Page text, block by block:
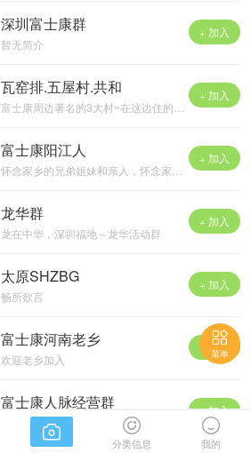
让我们相约在新空间的天空下！
+ 加入
深圳富士康群
暂无简介
+ 加入
瓦窑排.五屋村.共和
+ 加入
富士康阳江人
加进来，有老乡聚会，在这发下吧
（关键词:深圳阳江老乡,深入阳江人,阳江人在深圳）
+ 加入
龙华群
龙在中华，深圳福地～龙华活动群
+ 加入
太原SHZBG
畅所欲言
+ 加入
富士康河南老乡
欢迎老乡加入
+ 加入
富士康人脉经营群

菜单
 
分类信息

我的